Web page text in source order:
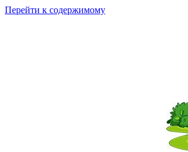
Перейти к содержимому